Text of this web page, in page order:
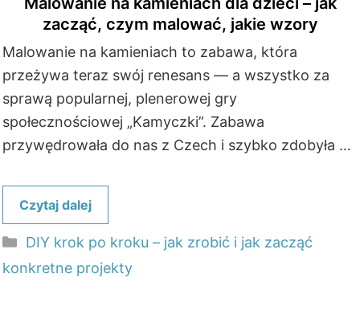
zacząć, czym malować, jakie wzory
Malowanie na kamieniach to zabawa, która
przeżywa teraz swój renesans — a wszystko za
sprawą popularnej, plenerowej gry
społecznościowej „Kamyczki”. Zabawa
przywędrowała do nas z Czech i szybko zdobyła …
Czytaj dalej
Kategorie
DIY krok po kroku – jak zrobić i jak zacząć
konkretne projekty